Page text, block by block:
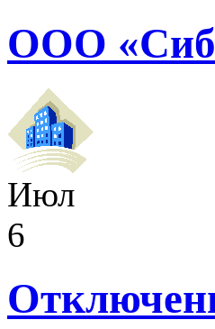
ООО
Июл
6